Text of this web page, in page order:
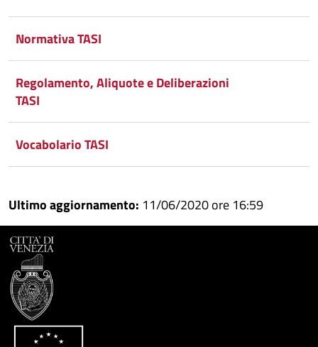
Facebook
su
Twitter
Condividi
Google
Plus
Condividi
su
Whatsapp
Normativa TASI
Regolamento, Aliquote e Deliberazioni
TASI
Vocabolario TASI
Ultimo aggiornamento: 11/06/2020 ore 16:59